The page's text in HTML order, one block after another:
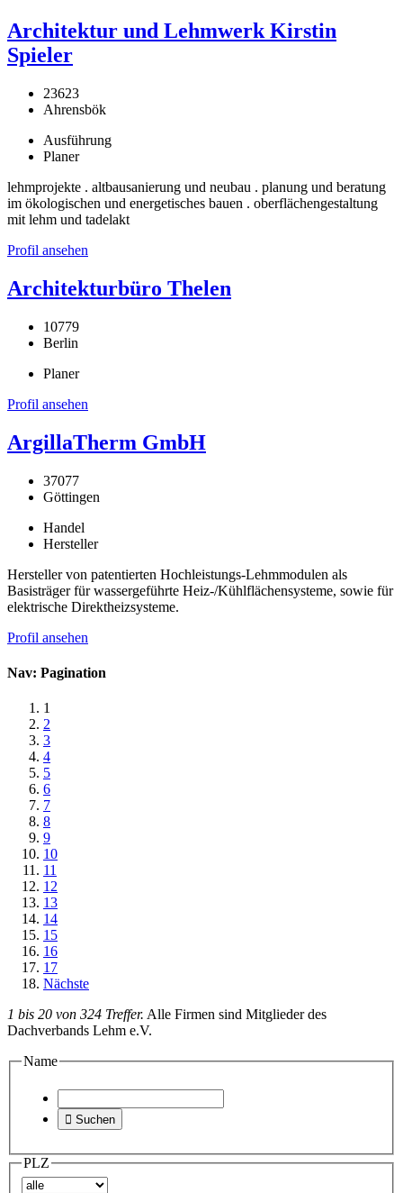
Architektur und Lehmwerk Kirstin
Spieler
23623
Ahrensbök
Ausführung
Planer
lehmprojekte . altbausanierung und neubau . planung und beratung
im ökologischen und energetisches bauen . oberflächengestaltung
mit lehm und tadelakt
Profil ansehen
Architekturbüro Thelen
10779
Berlin
Planer
Profil ansehen
ArgillaTherm GmbH
37077
Göttingen
Handel
Hersteller
Hersteller von patentierten Hochleistungs-Lehmmodulen als
Basisträger für wassergeführte Heiz-/Kühlflächensysteme, sowie für
elektrische Direktheizsysteme.
Profil ansehen
Nav: Pagination
1
2
3
4
5
6
7
8
9
10
11
12
13
14
15
16
17
Nächste
1 bis 20 von 324 Treffer. Alle Firmen sind Mitglieder des
Dachverbands Lehm e.V.
Name
 Suchen
PLZ